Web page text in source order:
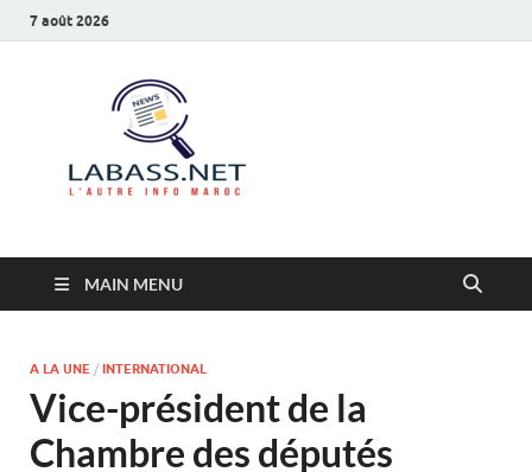
7 août 2026
MAIN MENU
A LA UNE / INTERNATIONAL
Vice-président de la
Chambre des députés